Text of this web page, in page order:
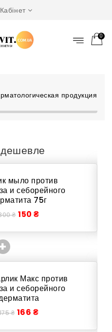
Кабінет
0
продукция
мыло против
и себорейного
75г
₴ 150 ₴
+
Макс против
и себорейного
₴ 166 ₴